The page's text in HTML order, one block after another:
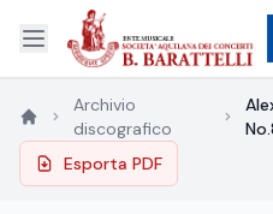
Archivio
discografico
Esporta PDF